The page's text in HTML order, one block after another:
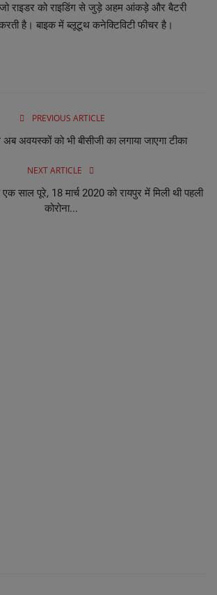
राइडर को राइडिंग से जुड़े अहम आंकड़े और बैटरी
है। बाइक में ब्लूटूथ कनेक्टिविटी फीचर है।
PREVIOUS ARTICLE
अवयस्कों को भी बीसीजी का लगाया जाएगा टीका
NEXT ARTICLE
साल पूरे, 18 मार्च 2020 को रायपुर में मिली थी पहली
कोरोना...